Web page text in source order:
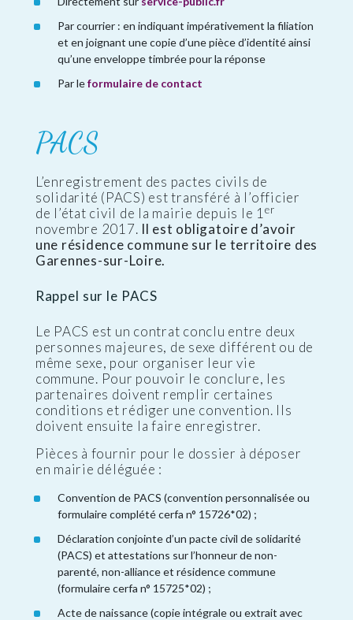
Par courrier : en indiquant impérativement la filiation
et en joignant une copie d’une pièce d’identité ainsi
qu’une enveloppe timbrée pour la réponse
Par leformulaire de contact
PACS
L’enregistrement des pactes civils de
solidarité (PACS) est transféré à l’officier
de l’état civil de la mairie depuis le 1 er
novembre 2017. Il est obligatoire d’avoir
une résidence commune sur le territoire des
Garennes-sur-Loire.
Rappel sur le PACS
Le PACS est un contrat conclu entre deux
personnes majeures, de sexe différent ou de
même sexe, pour organiser leur vie
commune. Pour pouvoir le conclure, les
partenaires doivent remplir certaines
conditions et rédiger une convention. Ils
doivent ensuite la faire enregistrer.
Pièces à fournir pour le dossier à déposer
en mairie déléguée :
Convention de PACS (convention personnalisée ou
formulaire complété cerfa n° 15726*02) ;
Déclaration conjointe d’un pacte civil de solidarité
(PACS) et attestations sur l’honneur de non-
parenté, non-alliance et résidence commune
(formulaire cerfa n° 15725*02) ;
Acte de naissance (copie intégrale ou extrait avec